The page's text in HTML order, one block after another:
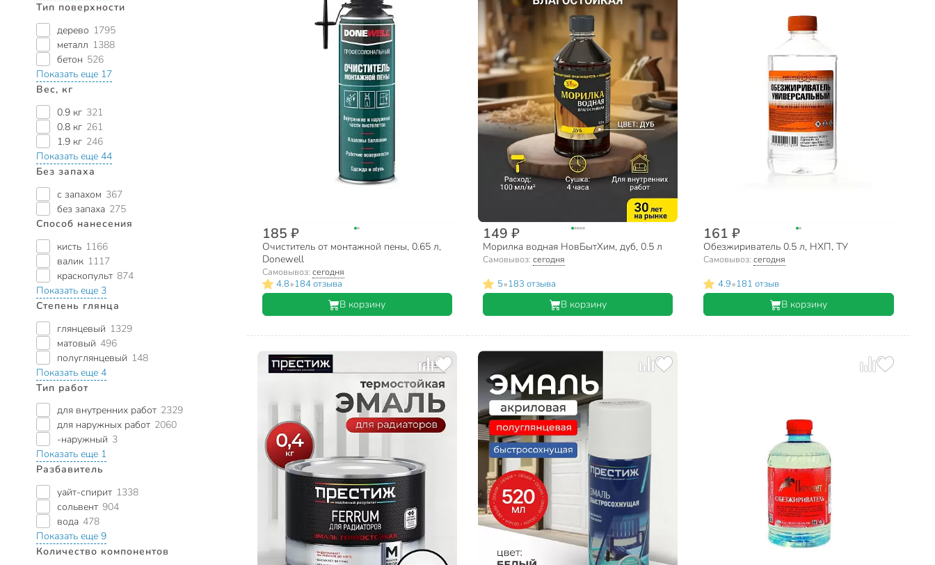
Тип поверхности
дерево 1795
металл 1388
бетон 526
Показать еще 17
Вес, кг
0.9 кг 321
0.8 кг 261
1.9 кг 246
Показать еще 44
Без запаха
с запахом 367
без запаха 275
Способ нанесения
кисть 1166
валик 1117
краскопульт 874
Показать еще 3
Степень глянца
глянцевый 1329
матовый 496
полуглянцевый 148
Показать еще 4
Тип работ
для внутренних работ 2329
для наружных работ 2060
-наружный 3
Показать еще 1
Разбавитель
уайт-спирит 1338
сольвент 904
вода 478
Показать еще 9
Количество компонентов
185 ₽
Очиститель от монтажной пены, 0.65 л,
Donewell
Самовывоз: сегодня
4.8•184 отзыва
В корзину
149 ₽
Морилка водная НовБытХим, дуб, 0.5 л
Самовывоз: сегодня
5•183 отзыва
В корзину
161 ₽
Обезжириватель 0.5 л, НХП, ТУ
Самовывоз:сегодня
4.9•181 отзыв
В корзину